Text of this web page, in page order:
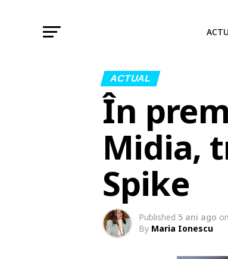
ACTUAL
În
Midia,
Spike
Published 5 ani ago on
By Maria Ionescu